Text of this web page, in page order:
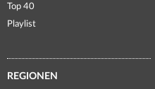
Top 40
Playlist
REGIONEN